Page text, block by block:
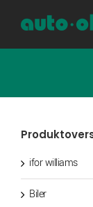
content
ifor williams
Biler